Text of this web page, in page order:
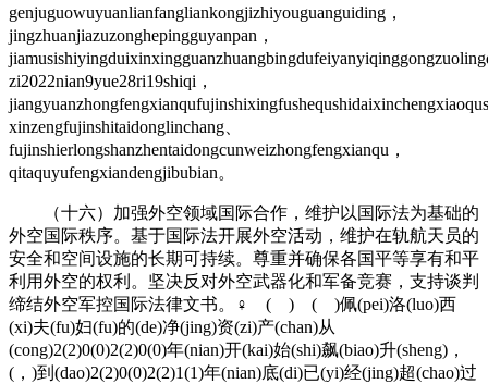
genjuguowuyuanlianfangliankongjizhiyouguanguiding，
jingzhuanjiazuzonghepingguyanpan，
zi2022nian9yue28ri19shiqi，
xinzengfujinshitaidonglinchang、
fujinshierlongshanzhentaidongcunweizhongfengxianqu，
qitaquyufengxiandengjibubian。
（十六）加强外空领域国际合作，维护以国际法为基础的
外空国际秩序。基于国际法开展外空活动，维护在轨航天员的
安全和空间设施的长期可持续。尊重并确保各国平等享有和平
利用外空的权利。坚决反对外空武器化和军备竞赛，支持谈判
缔结外空军控国际法律文书。♀ ( ) ( )佩(pei)洛(luo)西
(xi)夫(fu)妇(fu)的(de)净(jing)资(zi)产(chan)从
(cong)2(2)0(0)2(2)0(0)年(nian)开(kai)始(shi)飙(biao)升(sheng)，
(，)到(dao)2(2)0(0)2(2)1(1)年(nian)底(di)已(yi)经(jing)超(chao)过